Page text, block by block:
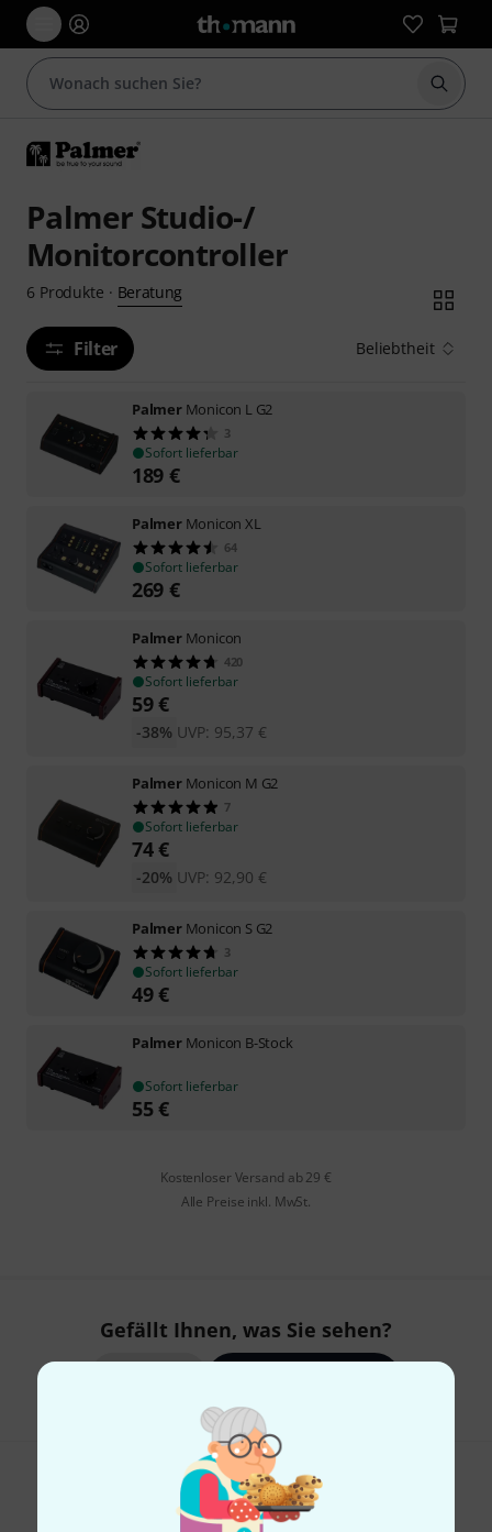
Suche
Palmer Studio-/
Monitorcontroller
6 Produkte · Beratung
Filter Beliebtheit
Palmer Monicon L G2
3
Sofort lieferbar
189 €
Palmer Monicon XL
64
Sofort lieferbar
269 €
Palmer Monicon
420
Sofort lieferbar
59€
UVP: 95,37 €
-38%
Palmer Monicon M G2
7
Sofort lieferbar
74€
UVP: 92,90 €
-20%
Palmer Monicon S G2
3
Sofort lieferbar
49€
Palmer Monicon B-Stock
Sofort lieferbar
55€
Kostenloser Versand ab 29 €
Alle Preise inkl. MwSt.
Gefällt Ihnen, was Sie sehen?